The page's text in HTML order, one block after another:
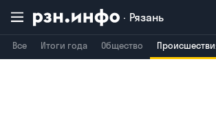
Рязань
Все Итоги года Общество
Воронеж Брянск